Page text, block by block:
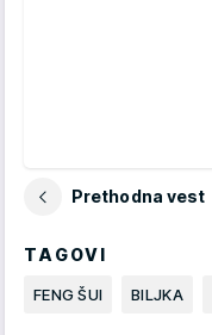
Prethodna vest
TAGOVI
FENG ŠUI BILJKA